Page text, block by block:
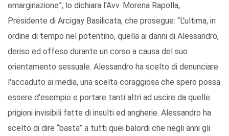
emarginazione”, lo dichiara l'Avv. Morena Rapolla,
Presidente di Arcigay Basilicata, che prosegue: “L'ultima, in
ordine di tempo nel potentino, quella ai danni di Alessandro,
deriso ed offeso durante un corso a causa del suo
orientamento sessuale. Alessandro ha scelto di denunciare
l'accaduto ai media, una scelta coraggiosa che spero possa
essere d'esempio e portare tanti altri ad uscire da quelle
prigioni invisibili fatte di insulti ed angherie. Alessandro ha
scelto di dire “basta” a tutti quei balordi che negli anni gli